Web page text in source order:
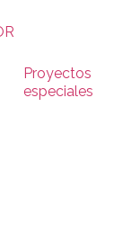
Proyectos
especiales